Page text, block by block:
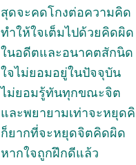
สุดจะคดโกงต่อความคิด
ทำให้ใจเต็มไปด้วยคิดผิ
ในอดีตและอนาคตสักนิด
ใจไม่ยอมอยู่ในปัจจุบัน
ไม่ยอมรู้ทันทุกขณะจิต
และพยายามเท่าจะหยุด
ก็ยากที่จะหยุดจิตคิดผิด
หากใจถูกฝึกดีแล้ว